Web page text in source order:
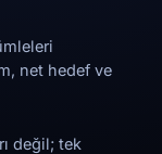
net hedef ve
değil; tek